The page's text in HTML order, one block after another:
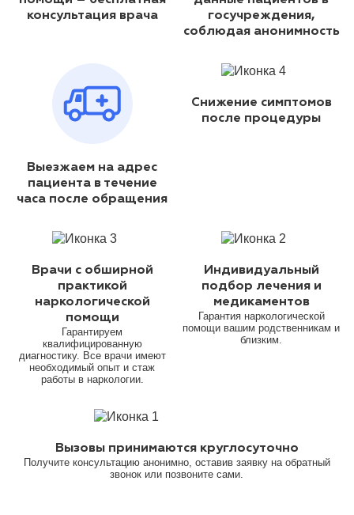
консультация врача
госучреждения,
соблюдая анонимность
Выезжаем на адрес
пациента в течение
часа после обращения
Снижение симптомов
после процедуры
Врачи с обширной
практикой
наркологической
помощи
Гарантируем
квалифицированную
диагностику. Все врачи имеют
необходимый опыт и стаж
работы в наркологии.
Индивидуальный
подбор лечения и
медикаментов
Гарантия наркологической
помощи вашим родственникам и
близким.
Вызовы принимаются круглосуточно
Получите консультацию анонимно, оставив заявку на обратный
звонок или позвоните сами.